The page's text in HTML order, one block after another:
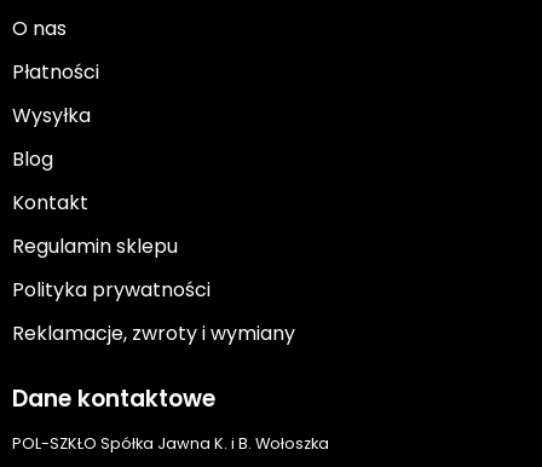
O nas
Płatności
Wysyłka
Blog
Kontakt
Regulamin sklepu
Polityka prywatności
Reklamacje, zwroty i wymiany
Dane kontaktowe
POL-SZKŁO Spółka Jawna K. i B. Wołoszka